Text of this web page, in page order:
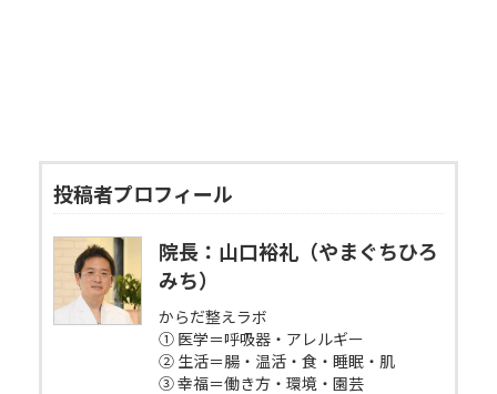
投稿者プロフィール
院長：山口裕礼（やまぐちひろ
みち）
からだ整えラボ
① 医学＝呼吸器・アレルギー
② 生活＝腸・温活・食・睡眠・肌
③ 幸福＝働き方・環境・園芸